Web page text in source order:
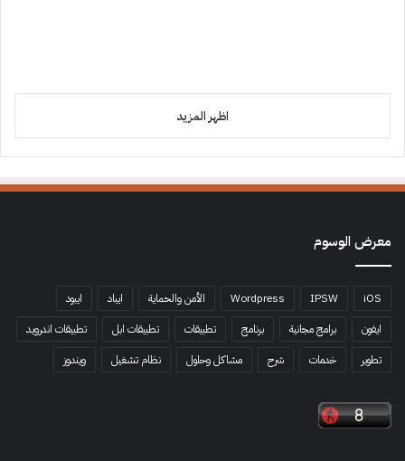
اظهر المزيد
معرض الوسوم
iOS
IPSW
Wordpress الأمن والحماية ايباد
ايبود
ايفون
برامج مجانية برنامج تطبيقات تطبيقات ابل
تطبيقات اندرويد
تطوير
خدمات شرح مشاكل وحلول نظام تشغيل ويندوز